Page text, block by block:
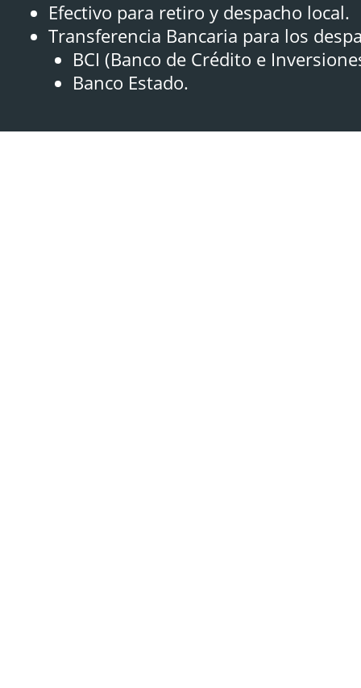
Efectivo para retiro y despacho local.
Transferencia Bancaria para los
BCI (Banco de Crédito e
Banco Estado.